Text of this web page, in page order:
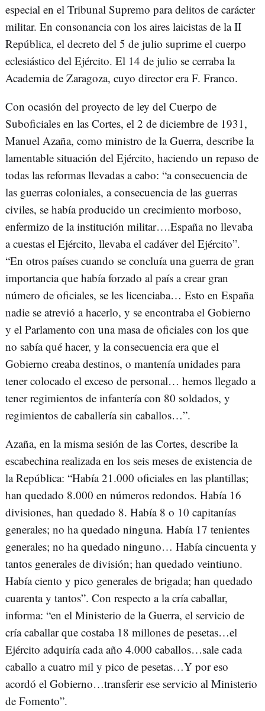
especial en el Tribunal Supremo para delitos de carácter
militar. En consonancia con los aires laicistas de la II
República, el decreto del 5 de julio suprime el cuerpo
eclesiástico del Ejército. El 14 de julio se cerraba la
Academia de Zaragoza, cuyo director era F. Franco.
Con ocasión del proyecto de ley del Cuerpo de
Suboficiales en las Cortes, el 2 de diciembre de 1931,
Manuel Azaña, como ministro de la Guerra, describe la
lamentable situación del Ejército, haciendo un repaso de
todas las reformas llevadas a cabo: “a consecuencia de
las guerras coloniales, a consecuencia de las guerras
civiles, se había producido un crecimiento morboso,
enfermizo de la institución militar….España no llevaba
a cuestas el Ejército, llevaba el cadáver del Ejército”.
“En otros países cuando se concluía una guerra de gran
importancia que había forzado al país a crear gran
número de oficiales, se les licenciaba… Esto en España
nadie se atrevió a hacerlo, y se encontraba el Gobierno
y el Parlamento con una masa de oficiales con los que
no sabía qué hacer, y la consecuencia era que el
Gobierno creaba destinos, o mantenía unidades para
tener colocado el exceso de personal… hemos llegado a
tener regimientos de infantería con 80 soldados, y
regimientos de caballería sin caballos…”.
Azaña, en la misma sesión de las Cortes, describe la
escabechina realizada en los seis meses de existencia de
la República: “Había 21.000 oficiales en las plantillas;
han quedado 8.000 en números redondos. Había 16
divisiones, han quedado 8. Había 8 o 10 capitanías
generales; no ha quedado ninguna. Había 17 tenientes
generales; no ha quedado ninguno… Había cincuenta y
tantos generales de división; han quedado veintiuno.
Había ciento y pico generales de brigada; han quedado
cuarenta y tantos”. Con respecto a la cría caballar,
informa: “en el Ministerio de la Guerra, el servicio de
cría caballar que costaba 18 millones de pesetas…el
Ejército adquiría cada año 4.000 caballos…sale cada
caballo a cuatro mil y pico de pesetas…Y por eso
acordó el Gobierno…transferir ese servicio al Ministerio
de Fomento”.